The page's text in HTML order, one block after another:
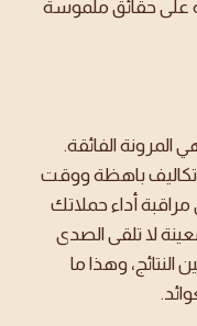
على حقائق ملموسة
المرونة الفائقة.
تكاليف باهظة ووقت
مراقبة أداء حملاتك
لا تلقى الصدى
وهذا ما